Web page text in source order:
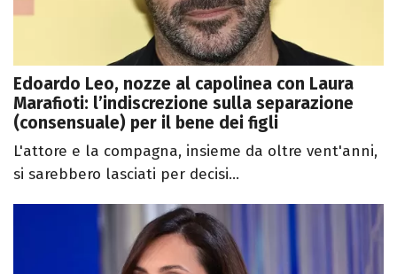
Edoardo Leo, nozze al capolinea con Laura
Marafioti: l’indiscrezione sulla separazione
(consensuale) per il bene dei figli
L'attore e la compagna, insieme da oltre vent'anni,
si sarebbero lasciati per decisi...